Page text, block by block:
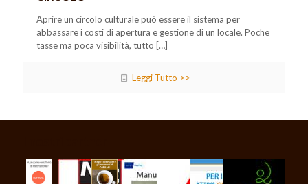
Aprire un circolo culturale può essere il sistema per
abbassare i costi di apertura e gestione di un locale. Poche
tasse ma poca visibilità, tutto […]
Leggi Tutto >>